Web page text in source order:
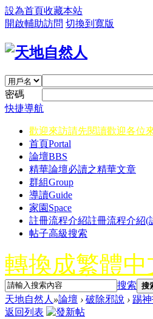
設為首頁收藏本站
開啟輔助訪問 切換到寬版
密碼
快捷導航
歡迎來訪請先閱讀歡迎各位
首頁Portal
論壇BBS
精華論壇必讀之精華文章
群組Group
導讀Guide
家園 Space
註冊流程介紹註冊流程介紹(
帖子高級搜索
轉換成繁體中
搜索 搜
天地自然人 »論壇 › 破除邪說 › 踢
返回列表